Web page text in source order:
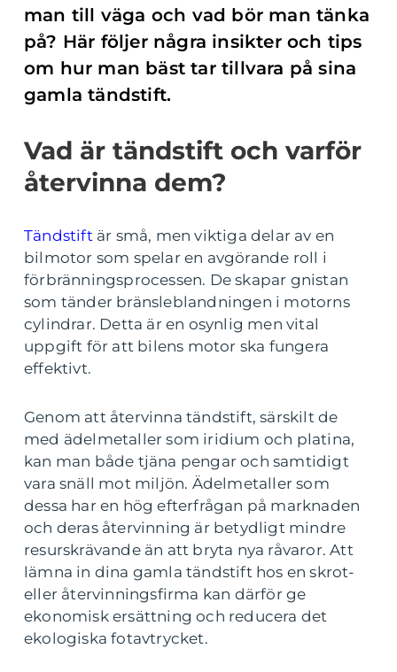
man till väga och vad bör man tänka
på? Här följer några insikter och tips
om hur man bäst tar tillvara på sina
gamla tändstift.
Vad är tändstift och varför
återvinna dem?
Tändstiftär små, men viktiga delar av en
bilmotor som spelar en avgörande roll i
förbränningsprocessen. De skapar gnistan
som tänder bränsleblandningen i motorns
cylindrar. Detta är en osynlig men vital
uppgift för att bilens motor ska fungera
effektivt.
Genom att återvinna tändstift, särskilt de
med ädelmetaller som iridium och platina,
kan man både tjäna pengar och samtidigt
vara snäll mot miljön. Ädelmetaller som
dessa har en hög efterfrågan på marknaden
och deras återvinning är betydligt mindre
resurskrävande än att bryta nya råvaror. Att
lämna in dina gamla tändstift hos en skrot-
eller återvinningsfirma kan därför ge
ekonomisk ersättning och reducera det
ekologiska fotavtrycket.